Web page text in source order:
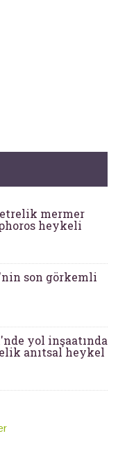
mermer
heykeli
son görkemli
yol inşaatında
anıtsal heykel